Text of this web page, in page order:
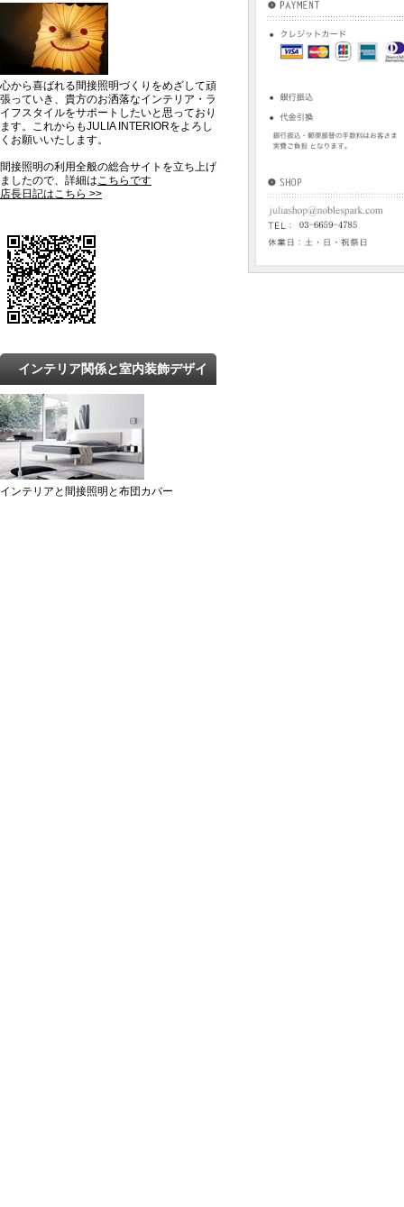
心から喜ばれる間接照明づくりをめざして頑
張っていき、貴方のお洒落なインテリア・ラ
イフスタイルをサポートしたいと思っており
ます。これからもJULIA INTERIORをよろし
くお願いいたします。
間接照明の利用全般の総合サイトを立ち上げ
ましたので、詳細はこちらです
店長日記はこちら >>
インテリア関係と室内装飾デザイ
ンの最新トレンドと知識
インテリアと間接照明と布団カバー